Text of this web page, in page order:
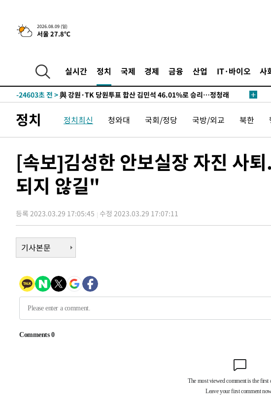
2026.08.09 (일)
서울 27.8℃
실시간 정치 국제 경제 금융 산업 IT·바이오 사
4시간 전 >[속보]美중부 사령관, 이스라엘 긴급방문 다중화된 전선 상황 논의
-30297초 전 > 이강인 ATM 입단식에 '상암벌 들썩'…"세계적인 선수 되길"
-26639초 전 >
AT마드리드 데뷔 앞둔 이강인, 맨시티전 선발 대신 '벤치 시작'
-25269초 전 >
44.40%
-24603초 전 >與 강원·TK 당원투표 합산 김민석 46.01%로 승리…정청래
-24250초 전 >
[속보]與 당대표 경선, 경북 권리당원 투표 김민석 47.37%·정청래
-24152초 전 >[속보]與 당대표 경선, 대구 권리당원 투표 정청래 47.82%·김민석
득표
-21867초 전 >
"일본축구협회, 대한축구협회 성 접대 의혹 심판 조사"
-14509초 전 >[속보]장은수, KLPGA 제주삼다수 역전 우승…데뷔 10년 차에 첫
정상
-9874초 전 >
"얼마나 더웠으면"…안동 물길공원서 헤엄친 구렁이 '소동'
-9073초 전 >'2경기 연속 침묵' 손흥민, 톨루카전 68분만 뛰고 슈팅 0개
1시간 전 >'여긴 20도, 저긴 50도'…열화상 카메라로 본 폭염 저감시설 '온도차'
1시간 전 >콜롬비아 신임 우파 대통령 취임 하루만에 차량폭탄 폭발 사건
3시간 전 > 튀르키예 외무장관, "메카 3국 방위협정은 이란이 목표 아냐 " 밝혀
4시간 전 >이군이 불법 군시설 건설한 레바논 남부에서 레바논군 3명 폭발로 부상
[속보]與 강원·TK 당원투표 합산 김민석 48.54%로 승리…정청래
[속보]與전대 권리당원투표…강원·경북 김민석, 대구 정청래 승리
정치 정치최신 청와대 국회/정당 국방/외교 북한
[속보]김성한 안보실장 자진 사
되지 않길"
등록 2023.03.29 17:05:45 수정 2023.03.29 17:07:11
기사본문